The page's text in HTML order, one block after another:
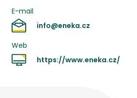
E-mail
info@eneka.cz
Web
https://www.eneka.cz/